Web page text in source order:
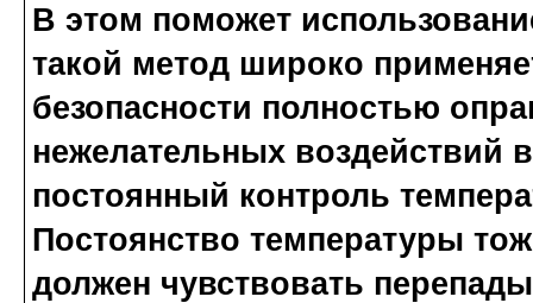
В этом поможет
такой метод широко
безопасности полностью
нежелательных воздействий
постоянный контроль
Постоянство температуры
должен чувствовать